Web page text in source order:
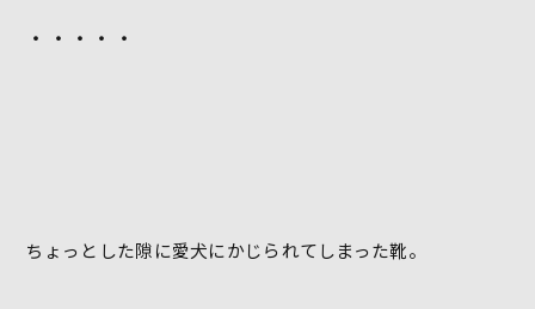
・・・・・
ちょっとした隙に愛犬にかじられてしまった靴。